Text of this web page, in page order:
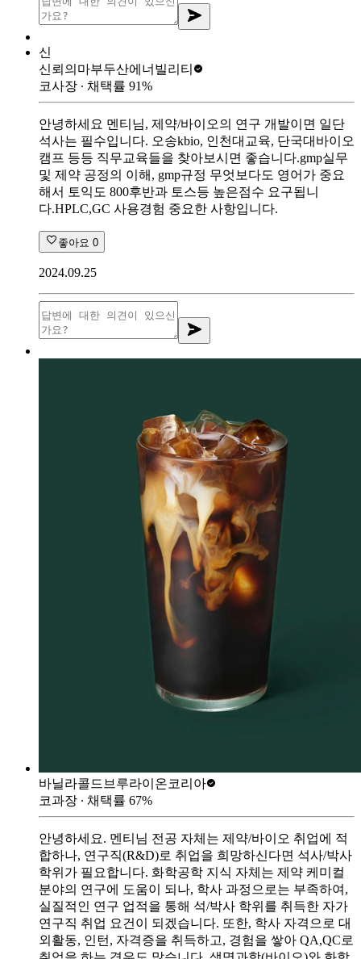
신
신뢰의마부두산에너빌리티
코사장 ∙ 채택률 91%
안녕하세요 멘티님, 제약/바이오의 연구 개발이면 일단
석사는 필수입니다. 오송kbio, 인천대교육, 단국대바이오
캠프 등등 직무교육들을 찾아보시면 좋습니다.gmp실무
및 제약 공정의 이해, gmp규정 무엇보다도 영어가 중요
해서 토익도 800후반과 토스등 높은점수 요구됩니
다.HPLC,GC 사용경험 중요한 사항입니다.
좋아요 0
2024.09.25
바닐라콜드브루라이온코리아
코과장 ∙ 채택률 67%
안녕하세요. 멘티님 전공 자체는 제약/바이오 취업에 적
합하나, 연구직(R&D)로 취업을 희망하신다면 석사/박사
학위가 필요합니다. 화학공학 지식 자체는 제약 케미컬
분야의 연구에 도움이 되나, 학사 과정으로는 부족하여,
실질적인 연구 업적을 통해 석/박사 학위를 취득한 자가
연구직 취업 요건이 되겠습니다. 또한, 학사 자격으로 대
외활동, 인턴, 자격증을 취득하고, 경험을 쌓아 QA,QC로